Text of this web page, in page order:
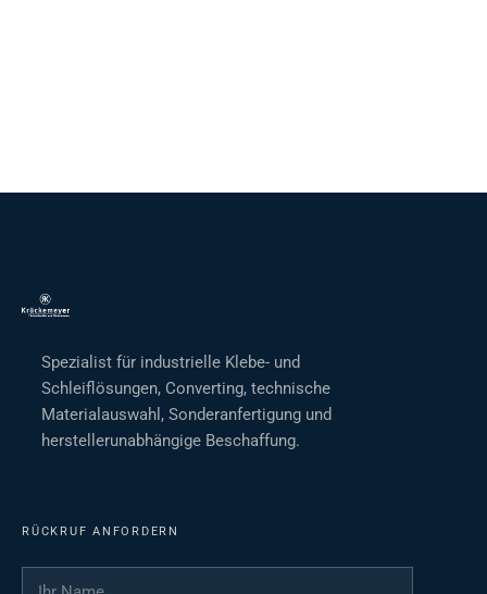
Spezialist für industrielle Klebe- und
Schleiflösungen, Converting, technische
Materialauswahl, Sonderanfertigung und
herstellerunabhängige Beschaffung.
RÜCKRUF ANFORDERN
Ihr Name